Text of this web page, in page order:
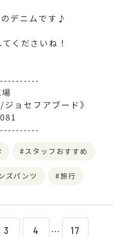
デニムです♪
くださいね！
ョセフアブード》
スタッフおすすめ
ズパンツ 旅行
3 4 ⋯ 17